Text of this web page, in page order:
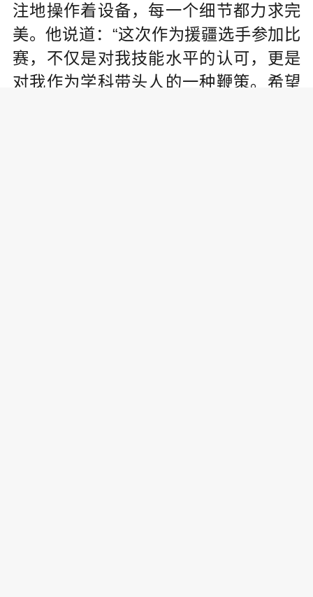
注地操作着设备，每一个细节都力求完
美。他说道：“这次作为援疆选手参加比
赛，不仅是对我技能水平的认可，更是
对我作为学科带头人的一种鞭策。希望